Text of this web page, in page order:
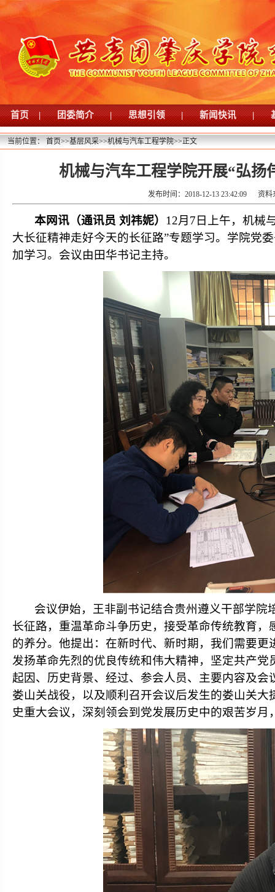
首页 | 团委简介 | 思想引领 | 新闻快讯 |
当前位置：首页>>基层风采>>机械与汽车工程学院>>正文
机械与汽车工程学院开展“弘扬
发布时间：2018-12-13 23:42:09 资
本网讯（通讯员 刘祎妮） 12月7日上午，机械
大长征精神走好今天的长征路”专题学习。学院党
加学习。会议由田华书记主持。
会议伊始，王非副书记结合贵州遵义干部学
长征路，重温革命斗争历史，接受革命传统教育
的养分。他提出：在新时代、新时期，我们需要
发扬革命先烈的优良传统和伟大精神，坚定共产
起因、历史背景、经过、参会人员、主要内容及
娄山关战役，以及顺利召开会议后发生的娄山关
史重大会议，深刻领会到党发展历史中的艰苦岁